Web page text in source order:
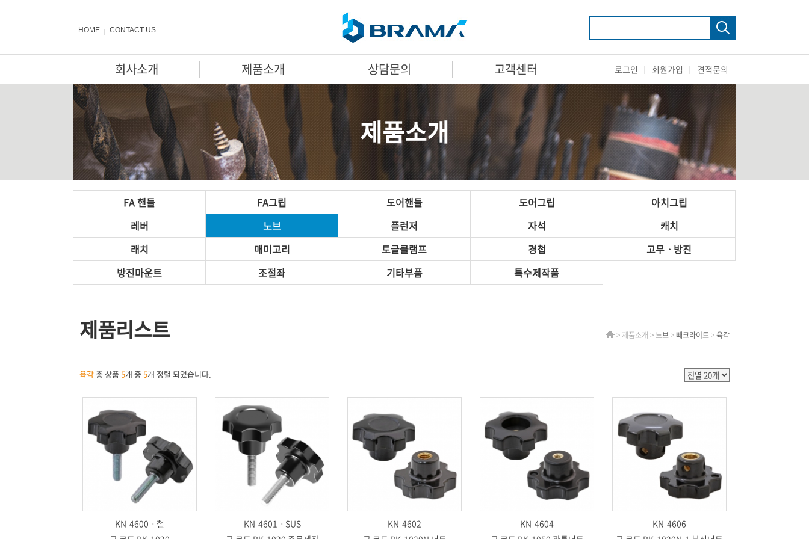
HOME CONTACT US
회사소개 제품소개 상담문의 고객센터 로그인 회원가입 견적문의
제품소개
FA 핸들 FA그립 도어핸들 도어그립
아치그립
레버
노브 플런저 자석
캐치
래치
매미고리 토글클램프 경첩
고무ㆍ방진
방진마운트
조절좌 기타부품 특수제작품
제품리스트 > 제품소개 >노브>빼크라이트>육각
육각총 상품5개 중5개 정렬 되었습니다.
KN-4600ㆍ철
KN-4601ㆍSUS
KN-4602
KN-4604
KN-4606